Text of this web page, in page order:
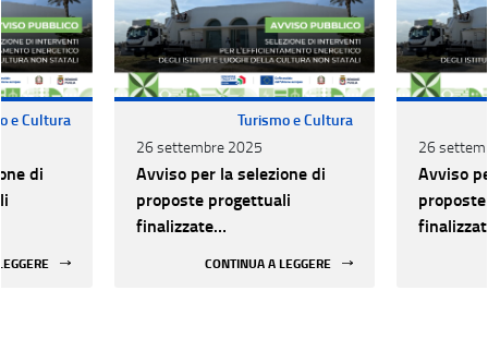
e Cultura
di
Turismo e Cultura
26 settembre 2025
Avviso per la selezione di
proposte progettuali
finalizzate
CONTINUA A LEGGERE
26
Avviso